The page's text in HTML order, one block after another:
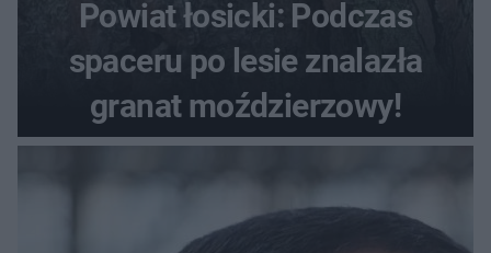
Powiat łosicki: Podczas
spaceru po lesie znalazła
granat moździerzowy!